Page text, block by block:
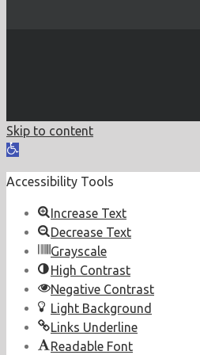
Skip to content
Open
Accessibility Tools
Increase Text
Decrease Text
Grayscale
High Contrast
Negative Contrast
Light Background
Links Underline
Readable Font